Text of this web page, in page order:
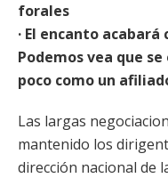
forales
· El encanto
Podemos vea que
poco como un
Las largas
mantenido los
dirección nacional de